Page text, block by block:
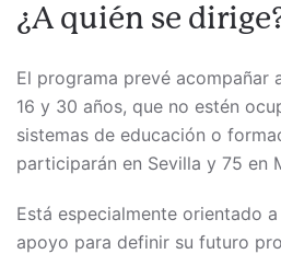
¿A quién se
El programa prevé acompañar
16 y 30 años, que no estén
sistemas de educación o
participarán en Sevilla y 75 en
Está especialmente orientado
apoyo para definir su futuro